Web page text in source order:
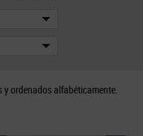
ordenados alfabéticamente.